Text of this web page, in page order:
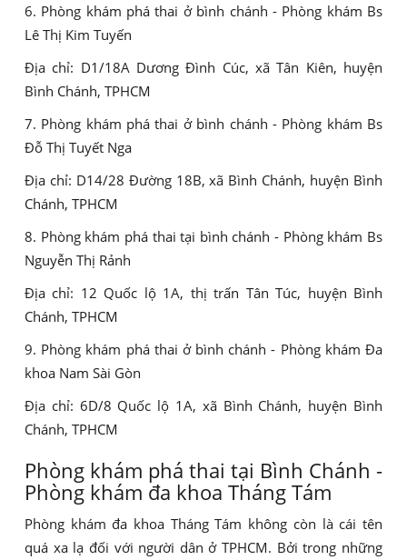
6. Phòng khám phá thai ở bình chánh - Phòng khám Bs
Lê Thị Kim Tuyến
Địa chỉ: D1/18A Dương Đình Cúc, xã Tân Kiên, huyện
Bình Chánh, TPHCM
7. Phòng khám phá thai ở bình chánh - Phòng khám Bs
Đỗ Thị Tuyết Nga
Địa chỉ: D14/28 Đường 18B, xã Bình Chánh, huyện Bình
Chánh, TPHCM
8. Phòng khám phá thai tại bình chánh - Phòng khám Bs
Nguyễn Thị Rảnh
Địa chỉ: 12 Quốc lộ 1A, thị trấn Tân Túc, huyện Bình
Chánh, TPHCM
9. Phòng khám phá thai ở bình chánh - Phòng khám Đa
khoa Nam Sài Gòn
Địa chỉ: 6D/8 Quốc lộ 1A, xã Bình Chánh, huyện Bình
Chánh, TPHCM
Phòng khám phá thai tại Bình Chánh -
Phòng khám đa khoa Tháng Tám
Phòng khám đa khoa Tháng Tám không còn là cái tên
quá xa lạ đối với người dân ở TPHCM. Bởi trong những